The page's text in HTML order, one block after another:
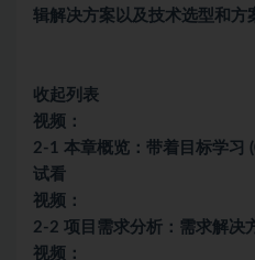
辑解决方案以及技术选型和方
收起列表
视频：
2-1 本章概览：带着目标学习
试看
视频：
2-2 项目需求分析：需求解决
视频：